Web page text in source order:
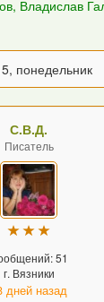
Владислав
понедельник
С.В.Д.
Писатель
51
г. Вязники
дней назад